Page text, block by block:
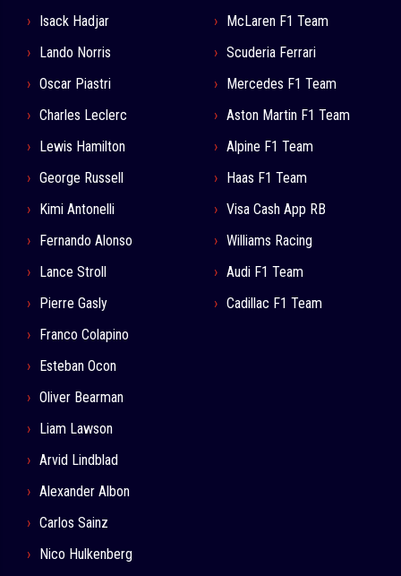
Isack Hadjar
Lando Norris
Oscar Piastri
Charles Leclerc
Lewis Hamilton
George Russell
Kimi Antonelli
Fernando Alonso
Lance Stroll
Pierre Gasly
Franco Colapino
Esteban Ocon
Oliver Bearman
Liam Lawson
Arvid Lindblad
Alexander Albon
Carlos Sainz
Nico Hulkenberg
McLaren F1 Team
Scuderia Ferrari
Mercedes F1 Team
Aston Martin F1 Team
Alpine F1 Team
Haas F1 Team
Visa Cash App RB
Williams Racing
Audi F1 Team
Cadillac F1 Team